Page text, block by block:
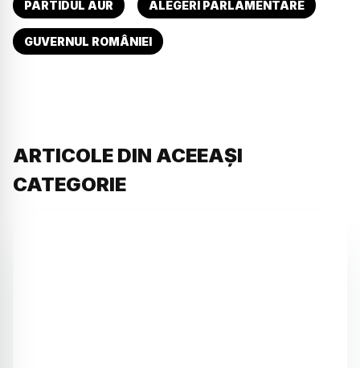
PARTIDUL AUR ALEGERI PARLAMENTARE
GUVERNUL ROMÂNIEI
ARTICOLE DIN ACEEAȘI
CATEGORIE